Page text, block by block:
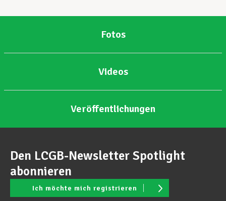
Fotos
Videos
Veröffentlichungen
Den LCGB-Newsletter Spotlight
abonnieren
Ich möchte mich registrieren